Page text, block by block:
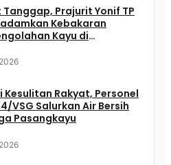
Prajurit Yonif TP
Kebakaran
Kayu di
Kesulitan Rakyat, Personel
VSG Salurkan Air Bersih
Pasangkayu